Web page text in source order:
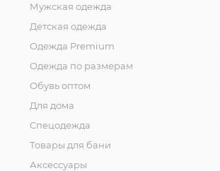
Мужская одежда
Детская одежда
Одежда Premium
Одежда по размерам
Обувь оптом
Для дома
Спецодежда
Товары для бани
Аксессуары